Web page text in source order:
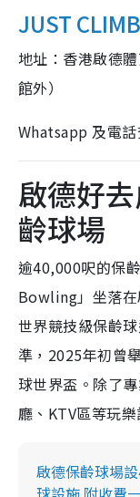
JUST
地址：香港啟德
館外）
Whatsapp 及電
啟德好
齡球場
逾40,000呎的保
Bowling」坐落在
世界競技級保齡
準，2025年初曾
球世界盃。除了
廳、KTV區等玩樂
啟德保齡球場